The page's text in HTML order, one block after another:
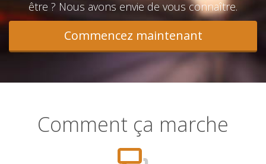
être ? Nous avons envie de vous connaître.
Commencez maintenant
Comment ça marche